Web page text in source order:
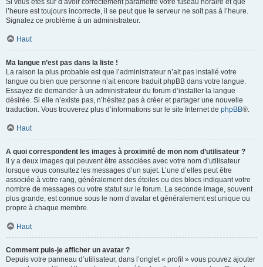
Si vous êtes sûr d’avoir correctement paramétré votre fuseau horaire et que
l’heure est toujours incorrecte, il se peut que le serveur ne soit pas à l’heure.
Signalez ce problème à un administrateur.
Haut
Ma langue n’est pas dans la liste !
La raison la plus probable est que l’administrateur n’ait pas installé votre
langue ou bien que personne n’ait encore traduit phpBB dans votre langue.
Essayez de demander à un administrateur du forum d’installer la langue
désirée. Si elle n’existe pas, n’hésitez pas à créer et partager une nouvelle
traduction. Vous trouverez plus d’informations sur le site Internet de phpBB®.
Haut
A quoi correspondent les images à proximité de mon nom d’utilisateur ?
Il y a deux images qui peuvent être associées avec votre nom d’utilisateur
lorsque vous consultez les messages d’un sujet. L’une d’elles peut être
associée à votre rang, généralement des étoiles ou des blocs indiquant votre
nombre de messages ou votre statut sur le forum. La seconde image, souvent
plus grande, est connue sous le nom d’avatar et généralement est unique ou
propre à chaque membre.
Haut
Comment puis-je afficher un avatar ?
Depuis votre panneau d’utilisateur, dans l’onglet « profil » vous pouvez ajouter